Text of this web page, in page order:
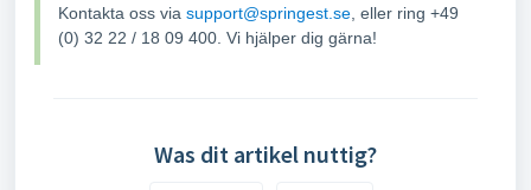
Kontakta oss via support@springest.se , eller ring +49
(0) 32 22 / 18 09 400. Vi hjälper dig gärna!
Was dit artikel nuttig?